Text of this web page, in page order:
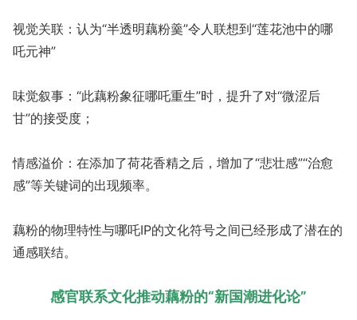
视觉关联：认为“半透明藕粉羹”令人联想到“莲花池中的哪
吒元神”
味觉叙事：“此藕粉象征哪吒重生”时，提升了对“微涩后
甘”的接受度；
情感溢价：在添加了荷花香精之后，增加了“悲壮感”“治愈
感”等关键词的出现频率。
藕粉的物理特性与哪吒IP的文化符号之间已经形成了潜在的
通感联结。
感官联系文化推动藕粉的“新国潮进化论”